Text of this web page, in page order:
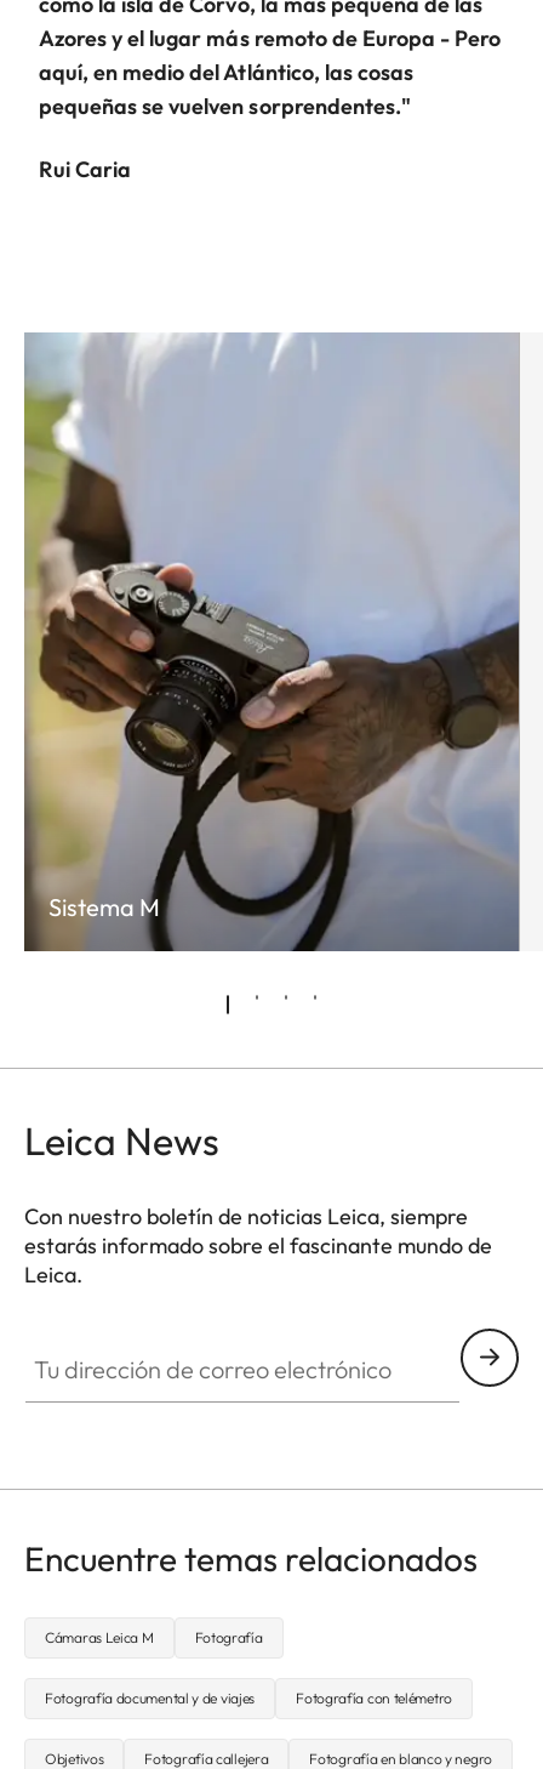
Azores y el lugar más remoto de Europa - Pero
aquí, en medio del Atlántico, las cosas
pequeñas se vuelven sorprendentes."
Rui Caria
Sistema M
Leica News
Con nuestro boletín de noticias Leica, siempre
estarás informado sobre el fascinante mundo de
Leica.
Encuentre temas relacionados
Cámaras Leica M Fotografía
Fotografía documental y de viajes Fotografía con telémetro
Objetivos Fotografía callejera Fotografía en blanco y negro